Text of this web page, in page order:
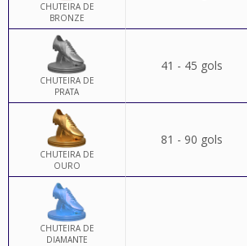
CHUTEIRA DE
BRONZE
CHUTEIRA DE
PRATA
41 - 45 gols
CHUTEIRA DE
OURO
81 - 90 gols
CHUTEIRA DE
DIAMANTE